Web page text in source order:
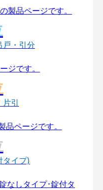
戸・引分
片引
タイプ)